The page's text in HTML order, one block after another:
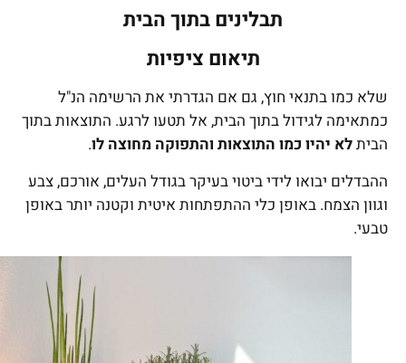
תבלינים בתוך הבית
תיאום ציפיות
שלא כמו בתנאי חוץ, גם אם הגדרתי את הרשימה הנ"ל
כמתאימה לגידול בתוך הבית, אל תטעו לרגע. התוצאות בתוך
הביתלא יהיו כמו התוצאות והתפוקה מחוצה לו.
ההבדלים יבואו לידי ביטוי בעיקר בגודל העלים, אורכם, צבע
וגוון הצמח. באופן כלי ההתפתחות איטית וקטנה יותר באופן
טבעי.